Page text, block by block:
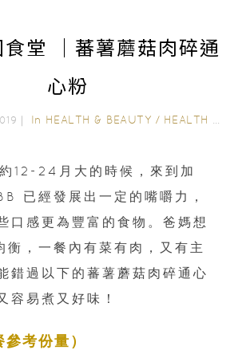
食堂 ｜蕃薯蘑菇肉碎通
心粉
｜ In HEALTH & BEAUTY / HEALTH CARE
12-24月大的時候，來到加
已經發展出一定的嘴嚼力，
口感更為豐富的食物。爸媽想
衡，一餐內有菜有肉，又有主
錯過以下的蕃薯蘑菇肉碎通心
容易煮又好味！
參考份量）